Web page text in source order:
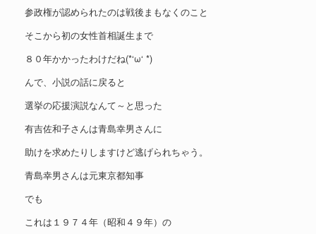
参政権が認められたのは戦後まもなくのこと
そこから初の女性首相誕生まで
８０年かかったわけだね(*‘ω‘ *)
んで、小説の話に戻ると
選挙の応援演説なんて～と思った
有吉佐和子さんは青島幸男さんに
助けを求めたりしますけど逃げられちゃう。
青島幸男さんは元東京都知事
でも
これは１９７４年（昭和４９年）の